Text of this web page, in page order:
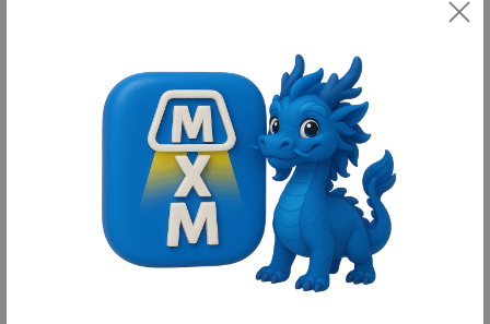
Фильтры По популярности
Товаров не найдено
Лосьон для волос
Лосьон для волос — это универсальное косметическое